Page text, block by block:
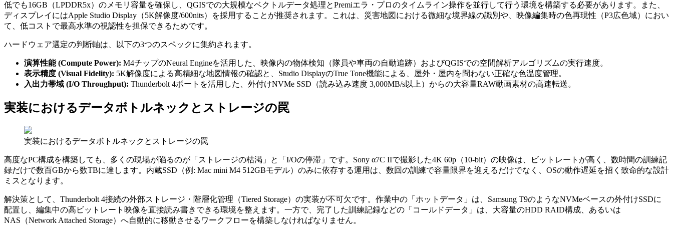
低でも16GB（LPDDR5x）のメモリ容量を確保し、QGISでの大規模なベクトルデータ処理とPremiエラ・プロのタイムライン操作を並行して行う環境を構築する必要があります。また、
ディスプレイにはApple Studio Display（5K解像度/600nits）を採用することが推奨されます。これは、災害地図における微細な境界線の識別や、映像編集時の色再現性（P3広色域）におい
て、低コストで最高水準の視認性を担保できるためです。
ハードウェア選定の判断軸は、以下の3つのスペックに集約されます。
演算性能 (Compute Power): M4チップのNeural Engineを活用した、映像内の物体検知（隊員や車両の自動追跡）およびQGISでの空間解析アルゴリズムの実行速度。
表示精度 (Visual Fidelity): 5K解像度による高精細な地図情報の確認と、Studio DisplayのTrue Tone機能による、屋外・屋内を問わない正確な色温度管理。
入出力帯域 (I/O Throughput): Thunderbolt 4ポートを活用した、外付けNVMe SSD（読み込み速度 3,000MB/s以上）からの大容量RAW動画素材の高速転送。
実装におけるデータボトルネックとストレージの罠
実装におけるデータボトルネックとストレージの罠
高度なPC構成を構築しても、多くの現場が陥るのが「ストレージの枯渇」と「I/Oの停滞」です。Sony α7C IIで撮影した4K 60p（10-bit）の映像は、ビットレートが高く、数時間の訓練記
録だけで数百GBから数TBに達します。内蔵SSD（例: Mac mini M4 512GBモデル）のみに依存する運用は、数回の訓練で容量限界を迎えるだけでなく、OSの動作遅延を招く致命的な設計
ミスとなります。
解決策として、Thunderbolt 4接続の外部ストレージ・階層化管理（Tiered Storage）の実装が不可欠です。作業中の「ホットデータ」は、Samsung T9のようなNVMeベースの外付けSSDに
配置し、編集中の高ビットレート映像を直接読み書きできる環境を整えます。一方で、完了した訓練記録などの「コールドデータ」は、大容量のHDD RAID構成、あるいは
NAS（Network Attached Storage）へ自動的に移動させるワークフローを構築しなければなりません。